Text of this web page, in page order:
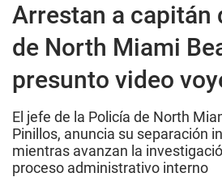
Arrestan a capitán
de North Miami
presunto video
El jefe de la Policía de North
Pinillos, anuncia su separación
mientras avanzan la
proceso administrativo interno